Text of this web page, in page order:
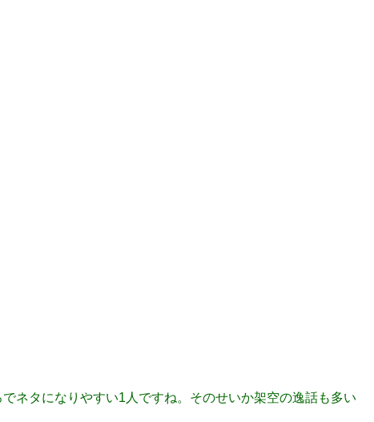
ネタになりやすい1人ですね。そのせいか架空の逸話も多い